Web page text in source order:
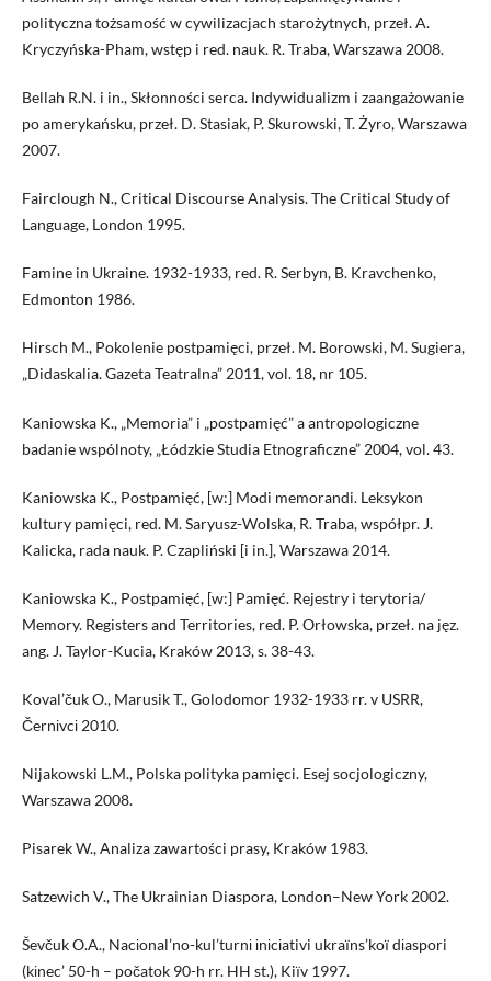
polityczna tożsamość w cywilizacjach starożytnych, przeł. A.
Kryczyńska-Pham, wstęp i red. nauk. R. Traba, Warszawa 2008.
Bellah R.N. i in., Skłonności serca. Indywidualizm i zaangażowanie
po amerykańsku, przeł. D. Stasiak, P. Skurowski, T. Żyro, Warszawa
2007.
Fairclough N., Critical Discourse Analysis. The Critical Study of
Language, London 1995.
Famine in Ukraine. 1932-1933, red. R. Serbyn, B. Kravchenko,
Edmonton 1986.
Hirsch M., Pokolenie postpamięci, przeł. M. Borowski, M. Sugiera,
„Didaskalia. Gazeta Teatralna” 2011, vol. 18, nr 105.
Kaniowska K., „Memoria” i „postpamięć” a antropologiczne
badanie wspólnoty, „Łódzkie Studia Etnograficzne” 2004, vol. 43.
Kaniowska K., Postpamięć, [w:] Modi memorandi. Leksykon
kultury pamięci, red. M. Saryusz-Wolska, R. Traba, współpr. J.
Kalicka, rada nauk. P. Czapliński [i in.], Warszawa 2014.
Kaniowska K., Postpamięć, [w:] Pamięć. Rejestry i terytoria/
Memory. Registers and Territories, red. P. Orłowska, przeł. na jęz.
ang. J. Taylor-Kucia, Kraków 2013, s. 38-43.
Koval’čuk O., Marusik T., Golodomor 1932-1933 rr. v USRR,
Černіvcі 2010.
Nijakowski L.M., Polska polityka pamięci. Esej socjologiczny,
Warszawa 2008.
Pisarek W., Analiza zawartości prasy, Kraków 1983.
Satzewich V., The Ukrainian Diaspora, London–New York 2002.
Ševčuk O.A., Nacіonal’no-kul’turnі іnіcіativi ukraїns’koї dіaspori
(kіnec’ 50-h – počatok 90-h rr. HH st.), Kiїv 1997.